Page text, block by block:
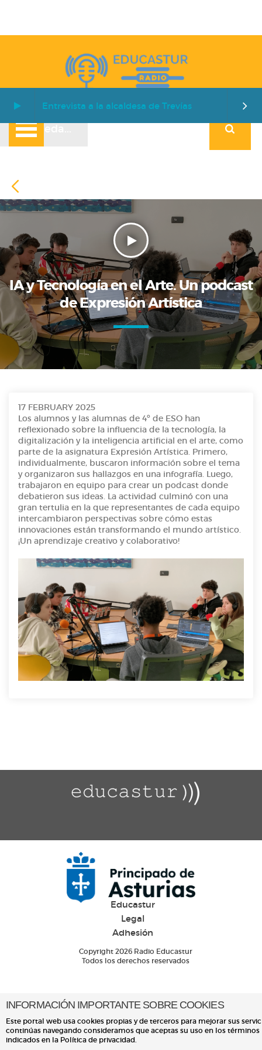
INFORMACIÓN IMPORTANTE SOBRE COOKIES
Este portal web usa cookies propias y de terceros para mejorar sus
continúas navegando consideramos que aceptas su uso en los términos
indicados en la Política de privacidad.
Entrevista a la alcaldesa de Trevías
IA y Tecnología en el Arte. Un podcast
de Expresión Artística
17 FEBRUARY 2025
Los alumnos y las alumnas de 4º de ESO han
reflexionado sobre la influencia de la tecnología, la
digitalización y la inteligencia artificial en el arte, como
parte de la asignatura Expresión Artística. Primero,
individualmente, buscaron información sobre el tema
y organizaron sus hallazgos en una infografía. Luego,
trabajaron en equipo para crear un podcast donde
debatieron sus ideas. La actividad culminó con una
gran tertulia en la que representantes de cada equipo
intercambiaron perspectivas sobre cómo estas
innovaciones están transformando el mundo artístico.
¡Un aprendizaje creativo y colaborativo!
Educastur
Legal
Adhesión
Copyright 2026 Radio Educastur
Todos los derechos reservados